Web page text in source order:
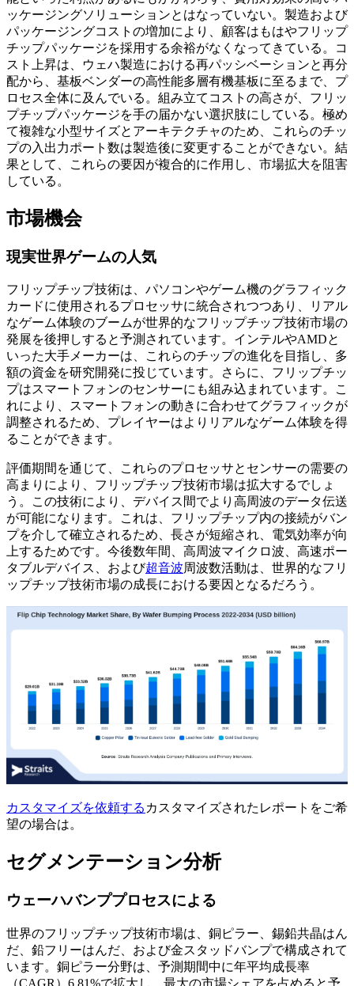
ッケージングソリューションとはなっていない。製造および
パッケージングコストの増加により、顧客はもはやフリップ
チップパッケージを採用する余裕がなくなってきている。コ
スト上昇は、ウェハ製造における再パッシベーションと再分
配から、基板ベンダーの高性能多層有機基板に至るまで、プ
ロセス全体に及んでいる。組み立てコストの高さが、フリッ
プチップパッケージを手の届かない選択肢にしている。極め
て複雑な小型サイズとアーキテクチャのため、これらのチッ
プの入出力ポート数は製造後に変更することができない。結
果として、これらの要因が複合的に作用し、市場拡大を阻害
している。
市場機会
現実世界ゲームの人気
フリップチップ技術は、パソコンやゲーム機のグラフィック
カードに使用されるプロセッサに統合されつつあり、リアル
なゲーム体験のブームが世界的なフリップチップ技術市場の
発展を後押しすると予測されています。インテルやAMDと
いった大手メーカーは、これらのチップの進化を目指し、多
額の資金を研究開発に投じています。さらに、フリップチッ
プはスマートフォンのセンサーにも組み込まれています。こ
れにより、スマートフォンの動きに合わせてグラフィックが
調整されるため、プレイヤーはよりリアルなゲーム体験を得
ることができます。
評価期間を通じて、これらのプロセッサとセンサーの需要の
高まりにより、フリップチップ技術市場は拡大するでしょ
う。この技術により、デバイス間でより高周波のデータ伝送
が可能になります。これは、フリップチップ内の接続がバン
プを介して確立されるため、長さが短縮され、電気効率が向
上するためです。今後数年間、高周波マイクロ波、高速ポー
タブルデバイス、および超音波周波数活動は、世界的なフリ
ップチップ技術市場の成長における要因となるだろう。
カスタマイズを依頼する カスタマイズされたレポートをご希
望の場合は。
セグメンテーション分析
ウェーハバンププロセスによる
世界のフリップチップ技術市場は、銅ピラー、錫鉛共晶はん
だ、鉛フリーはんだ、および金スタッドバンプで構成されて
います。銅ピラー分野は、予測期間中に年平均成長率
（CAGR）6.81%で拡大し、最大の市場シェアを占めると予